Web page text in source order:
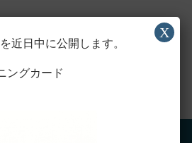
を近日中に公開します。
ングカード
X